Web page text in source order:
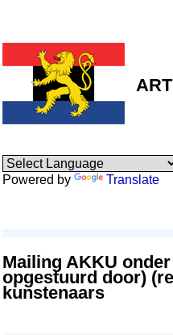
Powered by Translate
Mailing AKKU
opgestuurd door)
kunstenaars